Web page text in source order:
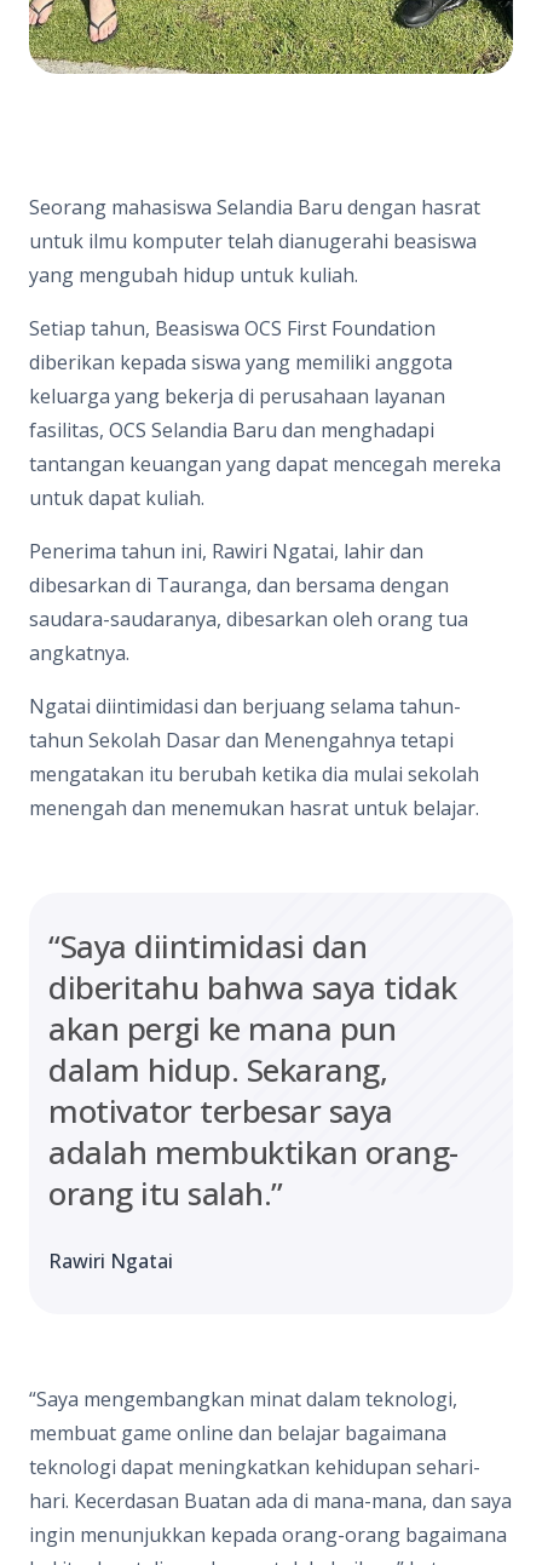
Seorang mahasiswa Selandia Baru dengan hasrat
untuk ilmu komputer telah dianugerahi beasiswa
yang mengubah hidup untuk kuliah.
Setiap tahun, Beasiswa OCS First Foundation
diberikan kepada siswa yang memiliki anggota
keluarga yang bekerja di perusahaan layanan
fasilitas, OCS Selandia Baru dan menghadapi
tantangan keuangan yang dapat mencegah mereka
untuk dapat kuliah.
Penerima tahun ini, Rawiri Ngatai, lahir dan
dibesarkan di Tauranga, dan bersama dengan
saudara-saudaranya, dibesarkan oleh orang tua
angkatnya.
Ngatai diintimidasi dan berjuang selama tahun-
tahun Sekolah Dasar dan Menengahnya tetapi
mengatakan itu berubah ketika dia mulai sekolah
menengah dan menemukan hasrat untuk belajar.
“Saya diintimidasi dan
diberitahu bahwa saya tidak
akan pergi ke mana pun
dalam hidup. Sekarang,
motivator terbesar saya
adalah membuktikan orang-
orang itu salah.”
Rawiri Ngatai
“Saya mengembangkan minat dalam teknologi,
membuat game online dan belajar bagaimana
teknologi dapat meningkatkan kehidupan sehari-
hari. Kecerdasan Buatan ada di mana-mana, dan saya
ingin menunjukkan kepada orang-orang bagaimana